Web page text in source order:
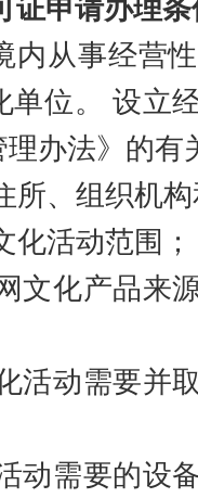
证申请办理条
内从事经营
位。
设立
理办法》的有
所、组织机
化活动范围；
文化产品来
活动需要并
动需要的设